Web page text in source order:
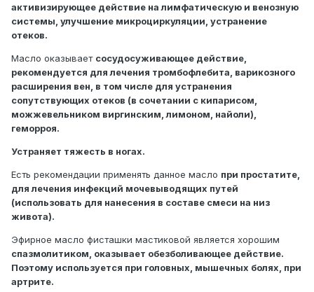
активизирующее действие на лимфатическую и венозную
системы, улучшение микроциркуляции, устранение
отеков.
Масло оказывает сосудосуживающее действие,
рекомендуется для лечения тромбофлебита, варикозного
расширения вен, в том числе для устранения
сопутствующих отеков (в сочетании с кипарисом,
можжевельником виргинским, лимоном, найоли),
геморроя.
Устраняет тяжесть в ногах.
Есть рекомендации применять данное масло при простатите,
для лечения инфекций мочевыводящих путей
(использовать для нанесения в составе смеси на низ
живота).
Эфирное масло фисташки мастиковой является хорошим
спазмолитиком, оказывает обезболивающее действие.
Поэтому используется при головных, мышечных болях, при
артрите.